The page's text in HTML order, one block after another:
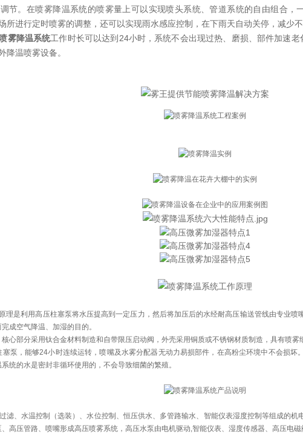
节。在喷雾降温系统的喷雾量上可以实现喷头系统、管道系统的自由组合，
所进行定时喷雾的调整，还可以实现雨水感应控制，在下雨天自动关停，减少不
雾降温系统工作时长可以达到24小时，系统不会出现过热、磨损、部件加速
降温喷雾设备。
是利用高压柱塞泵将水压提高到一定压力，然后将加压后的水经耐高压输送管线由专业喷
成空气降温、加湿的目的。
心部分采用钛合金材料制造和自带限压启动阀，外壳采用铜质或不锈钢材质制造，具有喷
泵，能够24小时连续运转，喷嘴及水雾分配器无动力易损部件，在高粉尘环境中不会损
统的水是密封非循环使用的，不会导致细菌的繁殖。
滤、水温控制（选装）、水位控制、恒压供水、多管路输水、智能仪表湿度控制等组成的
高压管路、喷嘴形成高压喷雾系统，高压水泵由电机驱动,智能仪表、湿度传感器、高压电磁